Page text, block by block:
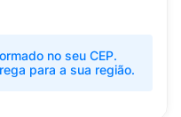
no seu CEP.
para a sua região.